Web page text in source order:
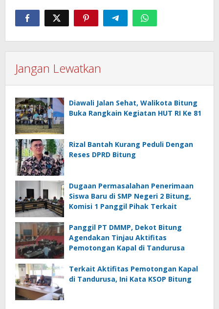
Jangan Lewatkan
Diawali Jalan Sehat, Walikota Bitung
Buka Rangkain Kegiatan HUT RI Ke 81
Rizal Bantah Kurang Peduli Dengan
Reses DPRD Bitung
Dugaan Permasalahan Penerimaan
Siswa Baru di SMP Negeri 2 Bitung,
Komisi 1 Panggil Pihak Terkait
Panggil PT DMMP, Dekot Bitung
Agendakan Tinjau Aktifitas
Pemotongan Kapal di Tandurusa
Terkait Aktifitas Pemotongan Kapal
di Tandurusa, Ini Kata KSOP Bitung